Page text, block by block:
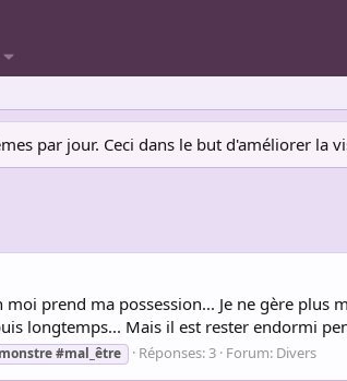
par jour. Ceci dans le but d'améliorer la
prend ma possession... Je ne gère plus
longtemps... Mais il est rester endormi
#mal_être Réponses: 3 Forum: Divers